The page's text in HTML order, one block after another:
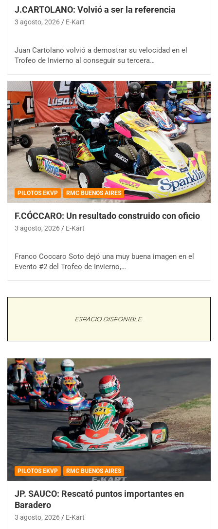
J.CARTOLANO: Volvió a ser la referencia
3 agosto, 2026 E-Kart
Juan Cartolano volvió a demostrar su velocidad en el
Trofeo de Invierno al conseguir su tercera…
PILOTOS EKVP RMC BUENOS AIRES
F.CÓCCARO: Un resultado construido con oficio
3 agosto, 2026 E-Kart
Franco Coccaro Soto dejó una muy buena imagen en el
Evento #2 del Trofeo de Invierno,…
PILOTOS EKVP RMC BUENOS AIRES
JP. SAUCO: Rescató puntos importantes en
Baradero
3 agosto, 2026 E-Kart